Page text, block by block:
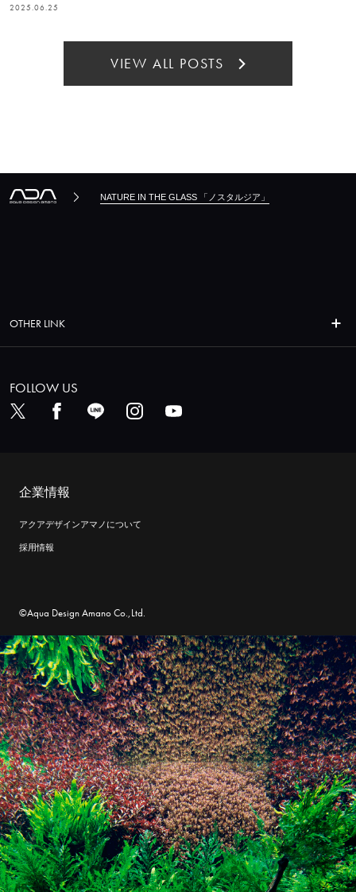
2025.06.25
VIEW ALL POSTS
NATURE IN THE GLASS 「ノスタルジア」
OTHER LINK
FOLLOW US
企業情報
アクアデザインアマノについて
採用情報
©Aqua Design Amano Co.,Ltd.